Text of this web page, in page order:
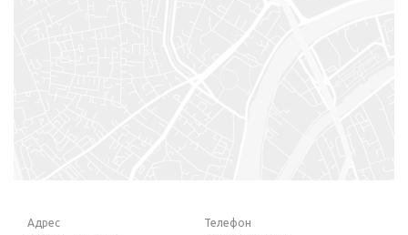
Адрес Телефон